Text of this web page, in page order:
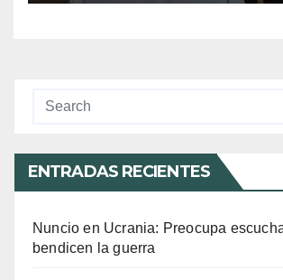
ENTRADAS RECIENTES
Nuncio en Ucrania: Preocupa
bendicen la guerra